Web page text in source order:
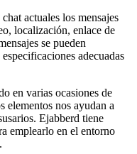
actuales los mensajes
localización, enlace de
se pueden
adecuadas
en varias ocasiones de
nos ayudan a
Ejabberd tiene
emplearlo en el entorno